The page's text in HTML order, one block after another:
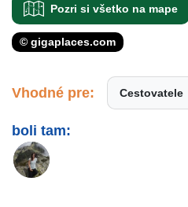
Pozri si všetko na mape
© gigaplaces.com
Vhodné pre: Cestovatele
boli tam: